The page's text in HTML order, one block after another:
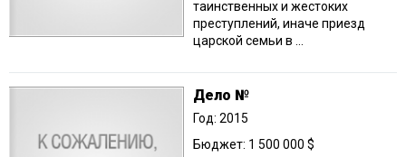
таинственных и жестоких
преступлений, иначе приезд
царской семьи в ...
Дело №
Год: 2015
Бюджет: 1 500 000 $